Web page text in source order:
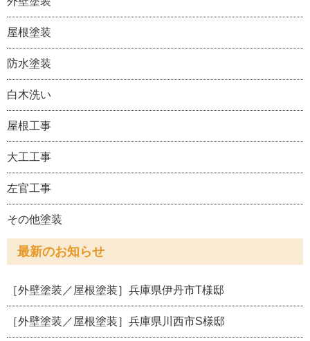
屋根塗装
防水塗装
白木洗い
屋根工事
大工工事
左官工事
その他塗装
最新のお知らせ
［外壁塗装／屋根塗装］兵庫県伊丹市T様邸
［外壁塗装／屋根塗装］兵庫県川西市S様邸